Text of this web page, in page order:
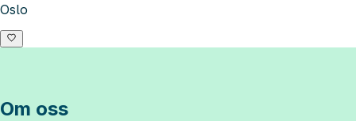
Oslo
Om oss